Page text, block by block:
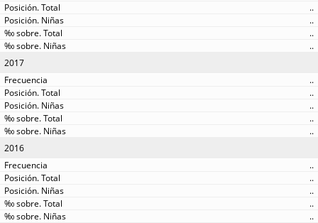
..
..
..
..
2017
..
..
..
..
..
2016
..
..
..
..
..